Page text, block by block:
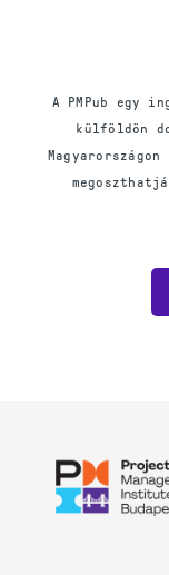
A PMPub egy
külföldön